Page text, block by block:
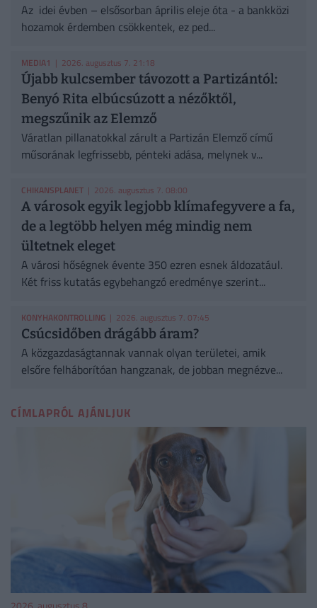
Az idei évben – elsősorban április eleje óta - a bankközi
hozamok érdemben csökkentek, ez ped...
MEDIA1 | 2026. augusztus 7. 21:18
Újabb kulcsember távozott a Partizántól:
Benyó Rita elbúcsúzott a nézőktől,
megszűnik az Elemző
Váratlan pillanatokkal zárult a Partizán Elemző című
műsorának legfrissebb, pénteki adása, melynek v...
CHIKANSPLANET | 2026. augusztus 7. 08:00
A városok egyik legjobb klímafegyvere a fa,
de a legtöbb helyen még mindig nem
ültetnek eleget
A városi hőségnek évente 350 ezren esnek áldozatául.
Két friss kutatás egybehangzó eredménye szerint...
KONYHAKONTROLLING | 2026. augusztus 7. 07:45
Csúcsidőben drágább áram?
A közgazdaságtannak vannak olyan területei, amik
elsőre felháborítóan hangzanak, de jobban megnézve...
CÍMLAPRÓL AJÁNLJUK